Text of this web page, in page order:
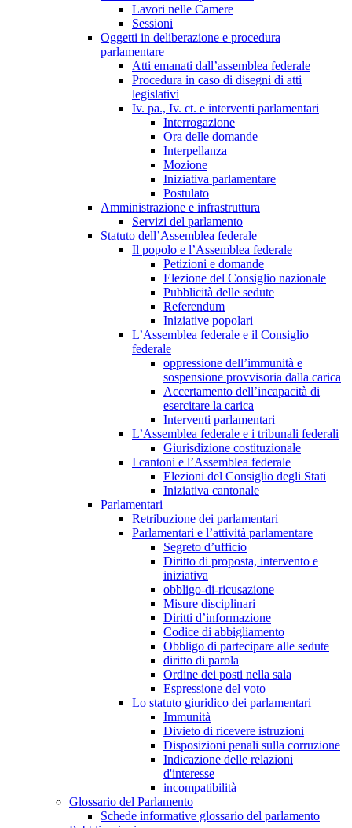
Lavori nelle Camere
Sessioni
Oggetti in deliberazione e procedura
parlamentare
Atti emanati dall’assemblea federale
Procedura in caso di disegni di atti
legislativi
Iv. pa., Iv. ct. e interventi parlamentari
Interrogazione
Ora delle domande
Interpellanza
Mozione
Iniziativa parlamentare
Postulato
Amministrazione e infrastruttura
Servizi del parlamento
Statuto dell’Assemblea federale
Il popolo e l’Assemblea federale
Petizioni e domande
Elezione del Consiglio nazionale
Pubblicità delle sedute
Referendum
Iniziative popolari
L’Assemblea federale e il Consiglio
federale
oppressione dell’immunità e
sospensione provvisoria dalla carica
Accertamento dell’incapacità di
esercitare la carica
Interventi parlamentari
L’Assemblea federale e i tribunali federali
Giurisdizione costituzionale
I cantoni e l’Assemblea federale
Elezioni del Consiglio degli Stati
Iniziativa cantonale
Parlamentari
Retribuzione dei parlamentari
Parlamentari e l’attività parlamentare
Segreto d’ufficio
Diritto di proposta, intervento e
iniziativa
obbligo-di-ricusazione
Misure disciplinari
Diritti d’informazione
Codice di abbigliamento
Obbligo di partecipare alle sedute
diritto di parola
Ordine dei posti nella sala
Espressione del voto
Lo statuto giuridico dei parlamentari
Immunità
Divieto di ricevere istruzioni
Disposizioni penali sulla corruzione
Indicazione delle relazioni
d'interesse
incompatibilità
Glossario del Parlamento
Schede informative glossario del parlamento